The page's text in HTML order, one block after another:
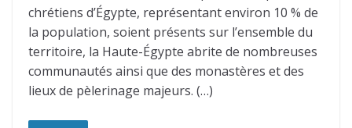
chrétiens d’Égypte, représentant environ 10 % de
la population, soient présents sur l’ensemble du
territoire, la Haute-Égypte abrite de nombreuses
communautés ainsi que des monastères et des
lieux de pèlerinage majeurs. (…)